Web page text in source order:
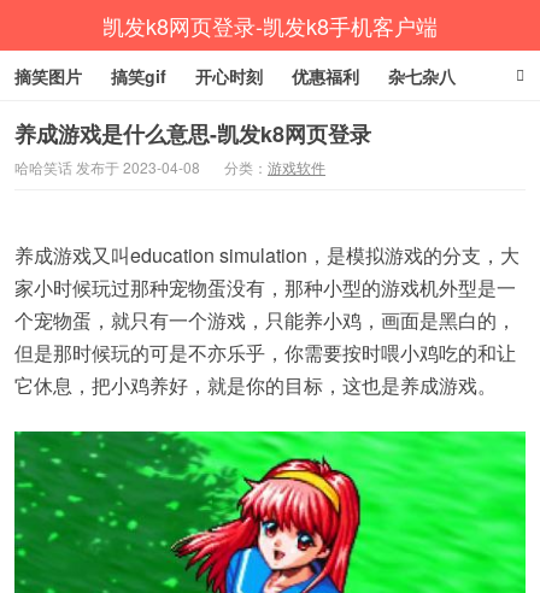
凯发k8网页登录-凯发k8手机客户端
摘笑图片 搞笑gif 开心时刻 优惠福利 杂七杂八
生活健康 涨姿势
养成游戏是什么意思-凯发k8网页登录
哈哈笑话 发布于 2023-04-08 分类： 游戏软件
养成游戏又叫education simulation，是模拟游戏的分支，大
家小时候玩过那种宠物蛋没有，那种小型的游戏机外型是一
个宠物蛋，就只有一个游戏，只能养小鸡，画面是黑白的，
但是那时候玩的可是不亦乐乎，你需要按时喂小鸡吃的和让
它休息，把小鸡养好，就是你的目标，这也是养成游戏。